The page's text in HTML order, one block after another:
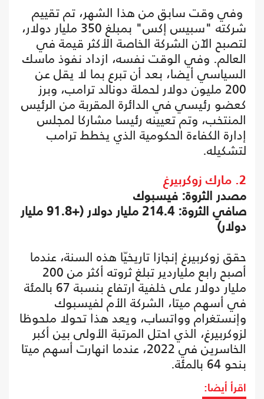
وفي وقت سابق من هذا الشهر، تم تقييم
شركته "سبيس إكس" بمبلغ 350 مليار دولار،
لتصبح الآن الشركة الخاصة الأكثر قيمة في
العالم. وفي الوقت نفسه، ازداد نفوذ ماسك
السياسي أيضا، بعد أن تبرع بما لا يقل عن
200 مليون دولار لحملة دونالد ترامب، وبرز
كعضو رئيسي في الدائرة المقربة من الرئيس
المنتخب، وتم تعيينه رئيسا مشاركا لمجلس
إدارة الكفاءة الحكومية الذي يخطط ترامب
لتشكيله.
2. مارك زوكربيرغ
مصدر الثروة: فيسبوك
صافي الثروة: 214.4 مليار دولار (+91.8 مليار
دولار)
حقق زوكربيرغ إنجازا تاريخيّا هذه السنة، عندما
أصبح رابع ملياردير تبلغ ثروته أكثر من 200
مليار دولار على خلفية ارتفاع بنسبة 67 بالمئة
في أسهم ميتا، الشركة الأم لفيسبوك
وإنستغرام وواتساب، ويعد هذا تحولا ملحوظا
لزوكربيرغ، الذي احتل المرتبة الأولى بين أكبر
الخاسرين في 2022، عندما انهارت أسهم ميتا
بنحو 64 بالمئة.
اقرأ أيضا: